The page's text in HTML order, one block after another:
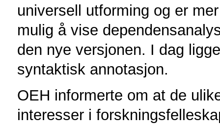
universell utforming og er
mulig å vise
den nye versjonen. I dag
syntaktisk annotasjon.
OEH informerte om at de
interesser i